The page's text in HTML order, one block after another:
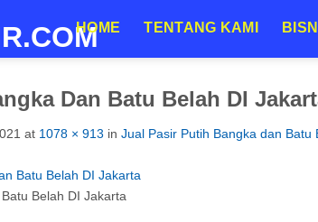
HOME TENTANG KAMI
Dan Batu Belah DI
at 1078 × 913 in Jual Pasir Putih Bangka dan
Belah DI Jakarta